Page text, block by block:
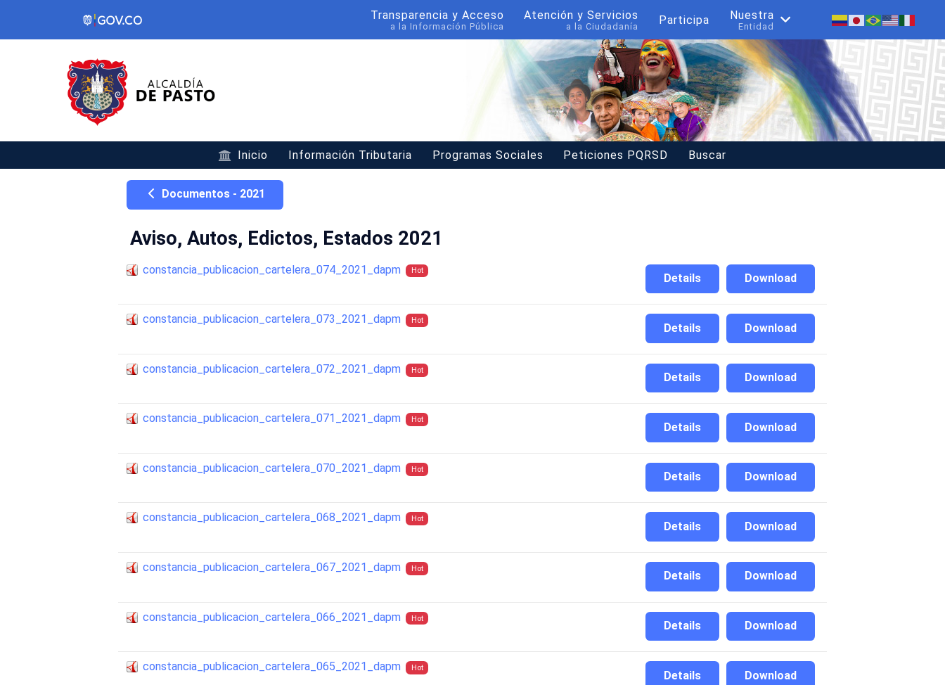
Transparencia y Acceso
a la Información Pública
Atención y Servicios
a la Ciudadanía Participa Nuestra
Entidad
Inicio Información Tributaria Programas Sociales Peticiones PQRSD Buscar
Documentos - 2021
Aviso, Autos, Edictos, Estados 2021
constancia_publicacion_cartelera_074_2021_dapm Hot
Download
Details
constancia_publicacion_cartelera_073_2021_dapm Hot
Download
Details
constancia_publicacion_cartelera_072_2021_dapm Hot
Download
Details
constancia_publicacion_cartelera_071_2021_dapm Hot
Download
Details
constancia_publicacion_cartelera_070_2021_dapm Hot
Download
Details
constancia_publicacion_cartelera_068_2021_dapm Hot
Download
Details
constancia_publicacion_cartelera_067_2021_dapm Hot
Download
Details
constancia_publicacion_cartelera_066_2021_dapm Hot
Download
Details
constancia_publicacion_cartelera_065_2021_dapm Hot
Download
Details